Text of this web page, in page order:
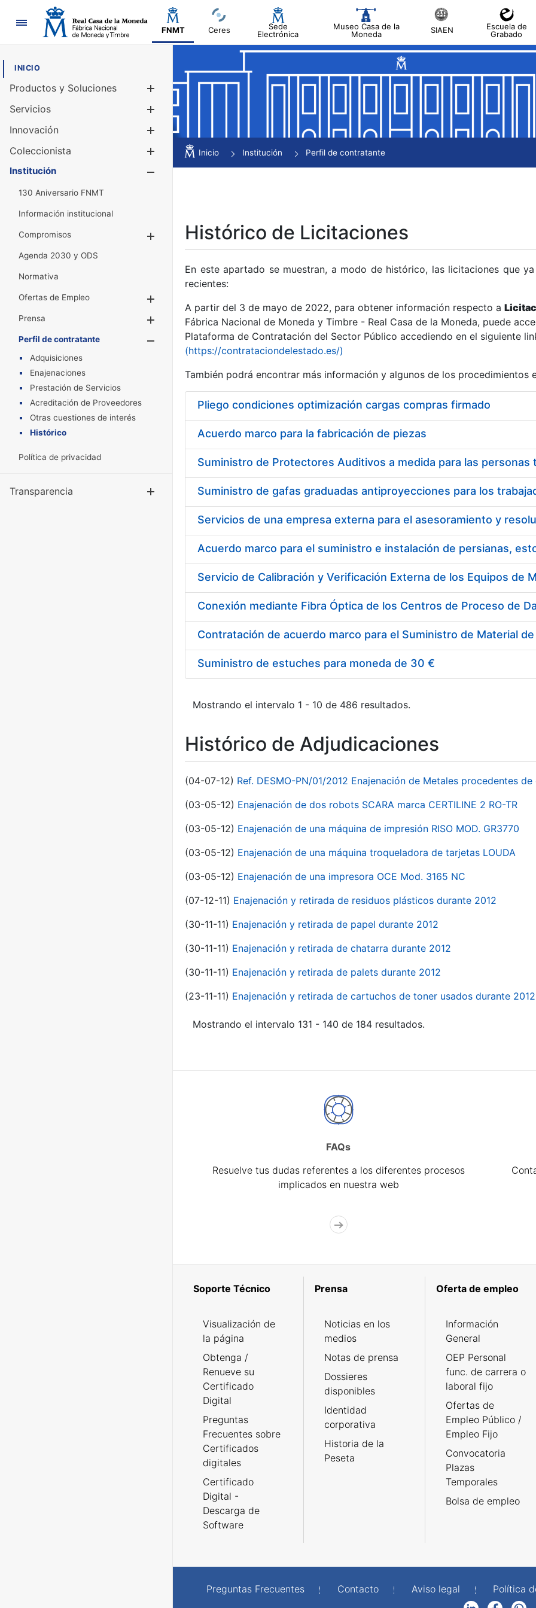
Navegación
FNMT Ceres
Sede
Electrónica
Museo Casa de la
Moneda
SIAEN
Escuela de
Grabado
INICIO
Productos y Soluciones
Mostrar/Ocultar
Servicios
Innovación
Coleccionista
Mostrar/Ocultar
Institución
130 Aniversario FNMT
Información institucional
Compromisos
Mostrar/Ocultar
Agenda 2030 y ODS
Normativa
Ofertas de Empleo
Prensa
Mostrar/Ocultar
Perfil de contratante
Mostrar/Ocultar
Adquisiciones
Enajenaciones
Prestación de Servicios
Acreditación de Proveedores
Otras cuestiones de interés
Histórico
Política de privacidad
Transparencia Mostrar/Ocultar
Inicio Institución Perfil de contratante
Histórico de Licitaciones
En este apartado se muestran, a modo de histórico, las licitaciones que
recientes:
A partir del 3 de mayo de 2022, para obtener información respecto a
Fábrica Nacional de Moneda y Timbre - Real Casa de la Moneda, puede
Plataforma de Contratación del Sector Público accediendo en el siguiente
(https://contrataciondelestado.es/)
También podrá encontrar más información y algunos de los procedimientos
Pliego condiciones optimización cargas compras firmado
Acuerdo marco para la fabricación de piezas
Acuerdo marco para el suministro e instalación de persianas,
Suministro de estuches para moneda de 30 €
Mostrando el intervalo 1 - 10 de 486 resultados.
Histórico de Adjudicaciones
(04-07-12) Ref. DESMO-PN/01/2012 Enajenación de Metales procedentes
(03-05-12) Enajenación de dos robots SCARA marca CERTILINE 2 RO-TR
(03-05-12) Enajenación de una máquina de impresión RISO MOD. GR3770
(03-05-12) Enajenación de una máquina troqueladora de tarjetas LOUDA
(03-05-12) Enajenación de una impresora OCE Mod. 3165 NC
(07-12-11) Enajenación y retirada de residuos plásticos durante 2012
(30-11-11) Enajenación y retirada de papel durante 2012
(30-11-11) Enajenación y retirada de chatarra durante 2012
(30-11-11) Enajenación y retirada de palets durante 2012
(23-11-11) Enajenación y retirada de cartuchos de toner usados durante 2012
Mostrando el intervalo 131 - 140 de 184 resultados.
FAQs
Resuelve tus dudas referentes a los diferentes procesos
implicados en nuestra web
Soporte Técnico
Visualización de
la página
Obtenga /
Renueve su
Certificado
Digital
Preguntas
Frecuentes sobre
Certificados
digitales
Certificado
Digital -
Descarga de
Software
Prensa
Noticias en los
medios
Notas de prensa
Dossieres
disponibles
Identidad
corporativa
Historia de la
Peseta
Oferta de empleo
Información
General
OEP Personal
func. de carrera o
laboral fijo
Ofertas de
Empleo Público /
Empleo Fijo
Convocatoria
Plazas
Temporales
Bolsa de empleo
Preguntas Frecuentes Contacto Aviso legal Política